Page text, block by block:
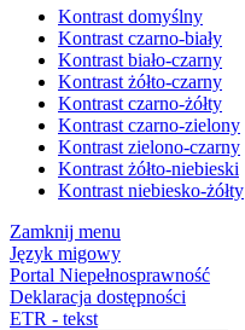
Kontrast domyślny
Kontrast czarno-biały
Kontrast biało-czarny
Kontrast żółto-czarny
Kontrast czarno-żółty
Kontrast czarno-zielony
Kontrast zielono-czarny
Kontrast żółto-niebieski
Kontrast niebiesko-żółty
Zamknij menu
Język migowy
Portal Niepełnosprawność
Deklaracja dostępności
ETR - tekst